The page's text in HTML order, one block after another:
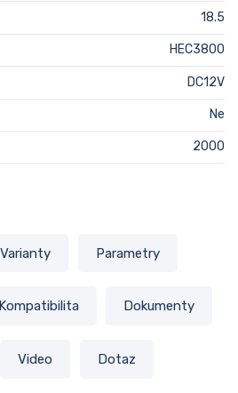
18.5
HEC3800
DC12V
Ne
2000
Varianty Parametry
Kompatibilita Dokumenty
Video Dotaz